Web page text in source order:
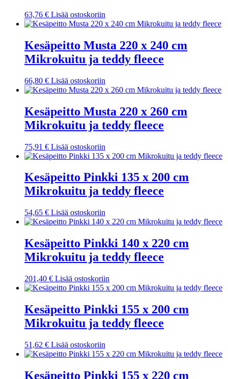
63,76 € Lisää ostoskoriin
Kesäpeitto Musta 220 x 240 cm
Mikrokuitu ja teddy fleece
66,80 € Lisää ostoskoriin
Kesäpeitto Musta 220 x 260 cm
Mikrokuitu ja teddy fleece
75,91 € Lisää ostoskoriin
Kesäpeitto Pinkki 135 x 200 cm
Mikrokuitu ja teddy fleece
54,65 € Lisää ostoskoriin
Kesäpeitto Pinkki 140 x 220 cm
Mikrokuitu ja teddy fleece
201,40 € Lisää ostoskoriin
Kesäpeitto Pinkki 155 x 200 cm
Mikrokuitu ja teddy fleece
51,62 € Lisää ostoskoriin
Kesäpeitto Pinkki 155 x 220 cm